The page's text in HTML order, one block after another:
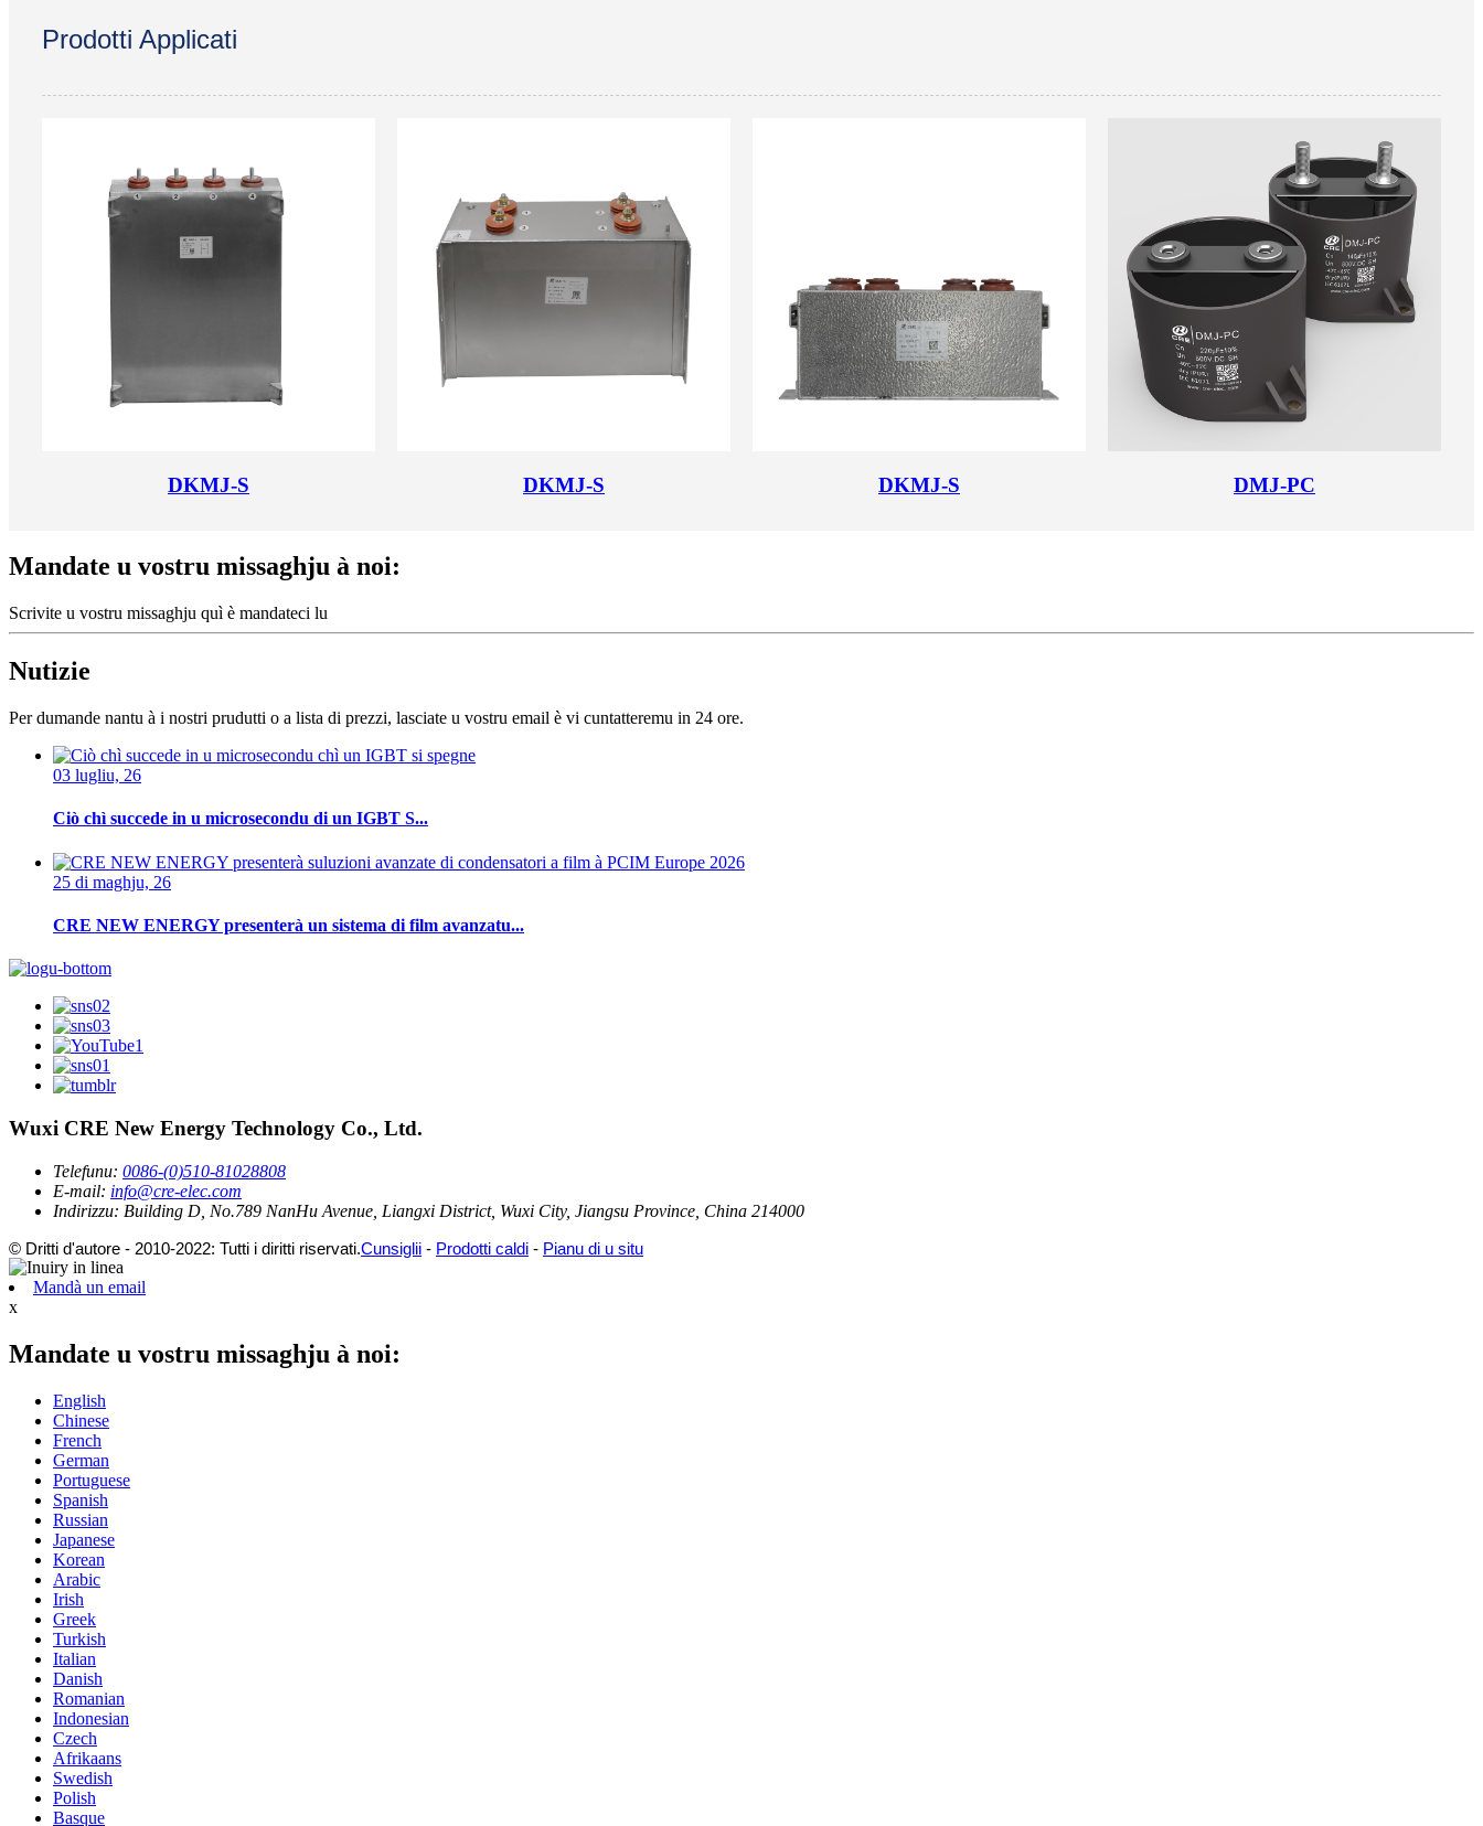
Prodotti Applicati
DKMJ-S DKMJ-S DKMJ-S DMJ-PC
Mandate u vostru missaghju à noi:
Scrivite u vostru missaghju quì è mandateci lu
Nutizie
Per dumande nantu à i nostri prudutti o a lista di prezzi, lasciate u vostru email è vi cuntatteremu in 24 ore.
03 lugliu, 26
Ciò chì succede in u microsecondu di un IGBT S...
25 di maghju, 26
CRE NEW ENERGY presenterà un sistema di film avanzatu...
Wuxi CRE New Energy Technology Co., Ltd.
Telefunu: 0086-(0)510-81028808
E-mail: info@cre-elec.com
Indirizzu: Building D, No.789 NanHu Avenue, Liangxi District, Wuxi City, Jiangsu Province, China 214000
© Dritti d'autore - 2010-2022: Tutti i diritti riservati.Cunsiglii - Prodotti caldi - Pianu di u situ
Mandà un email
x
Mandate u vostru missaghju à noi:
English
Chinese
French
German
Portuguese
Spanish
Russian
Japanese
Korean
Arabic
Irish
Greek
Turkish
Italian
Danish
Romanian
Indonesian
Czech
Afrikaans
Swedish
Polish
Basque